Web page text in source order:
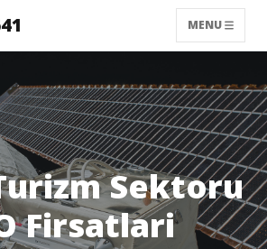
MENU
Sektoru
Firsatlari